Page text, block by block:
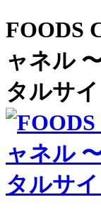
FOODS
ャネル
タルサ